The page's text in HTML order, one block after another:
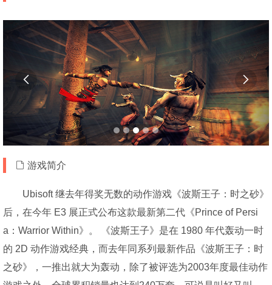
 
游戏简介
Ubisoft 继去年得奖无数的动作游戏《波斯王子：时之砂》
后，在今年 E3 展正式公布这款最新第二代《Prince of Persi
a：Warrior Within》。 《波斯王子》是在 1980 年代轰动一时
的 2D 动作游戏经典，而去年同系列最新作品《波斯王子：时
之砂》，一推出就大为轰动，除了被评选为2003年度最佳动作